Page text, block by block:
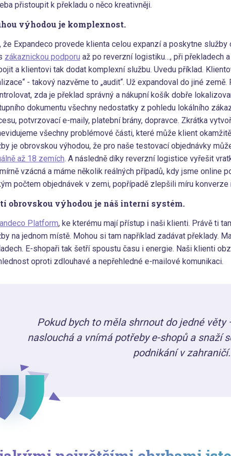
přistoupit k překladu o něco kreativněji.
výhodou je komplexnost.
že Expandeco provede klienta celou expanzí a poskytne
zákaznickou podporu až po reverzní logistiku…, při překladech
a klientovi tak dodat komplexní službu. Uvedu příklad.
- takový nazvěme to „audit“. Už expandoval do jiné
zda je překlad správný a nákupní košík dobře
dokumentu všechny nedostatky z pohledu lokálního
potvrzovací e-maily, platební brány, dopravce. Zkrátka
všechny problémové části, které může klient
je obrovskou výhodou, že pro naše testovací objednávky
až 18 zemích. A následně díky reverzní logistice vyřešit
vzácná a máme několik reálných případů, kdy jsme online
počtem objednávek v zemi, popřípadě zlepšili míru konverze
obrovskou výhodou je náš interní systém.
Platform, ke kterému mají přístup i naši klienti. Právě ti
na jednom místě. Mohou si tam například zadávat překlady.
E-shopaři tak šetří spoustu času i energie. Naši klienti
oproti zdlouhavé a nepřehledné e-mailové komunikaci.
Pokud bych to měla shrnout do jedné věty
naslouchá a vnímá potřeby e-shopů a snaží
podnikání v zahraničí.